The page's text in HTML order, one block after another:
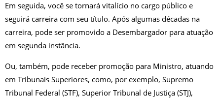
Em seguida, você se tornará vitalício no cargo público e
seguirá carreira com seu título. Após algumas décadas na
carreira, pode ser promovido a Desembargador para atuação
em segunda instância.
Ou, também, pode receber promoção para Ministro, atuando
em Tribunais Superiores, como, por exemplo, Supremo
Tribunal Federal (STF), Superior Tribunal de Justiça (STJ),